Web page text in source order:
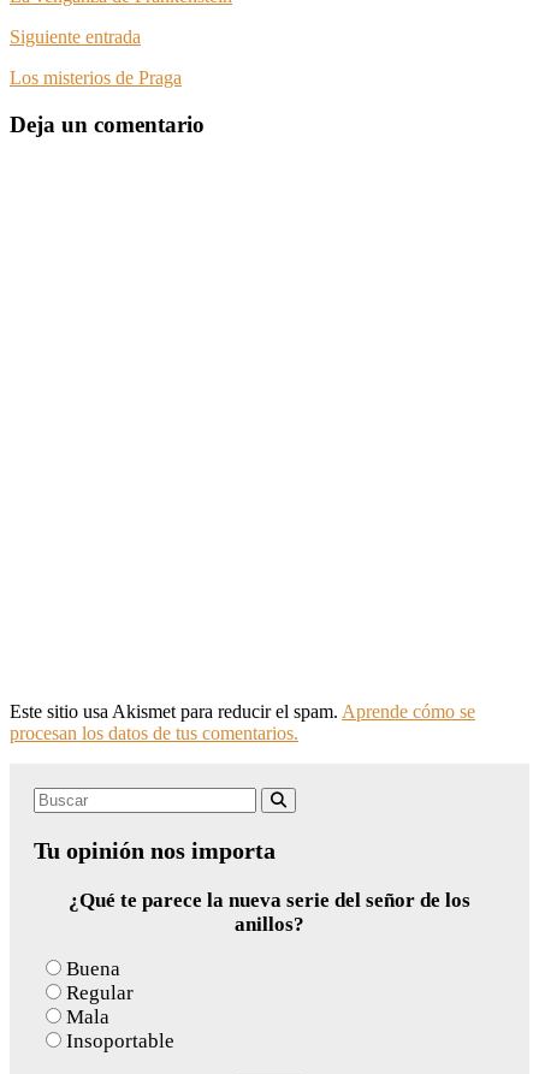
Siguiente entrada
Los misterios de Praga
Deja un comentario
Este sitio usa Akismet para reducir el spam. Aprende cómo se
procesan los datos de tus comentarios.
Search
Tu opinión nos importa
¿Qué te parece la nueva serie del señor de los
anillos?
Buena
Regular
Mala
Insoportable